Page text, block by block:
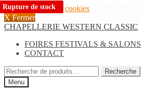
Nous utilisons des cookies
X Fermer
Aller
navigation
Aller
contenu
CHAPELLERIE WESTERN CLASSIC
FOIRES FESTIVALS & SALONS
CONTACT
Recherche
pour :
Recherche
Menu
Rupture de stock
Rupture de stock
Rupture de stock
Rupture de stock